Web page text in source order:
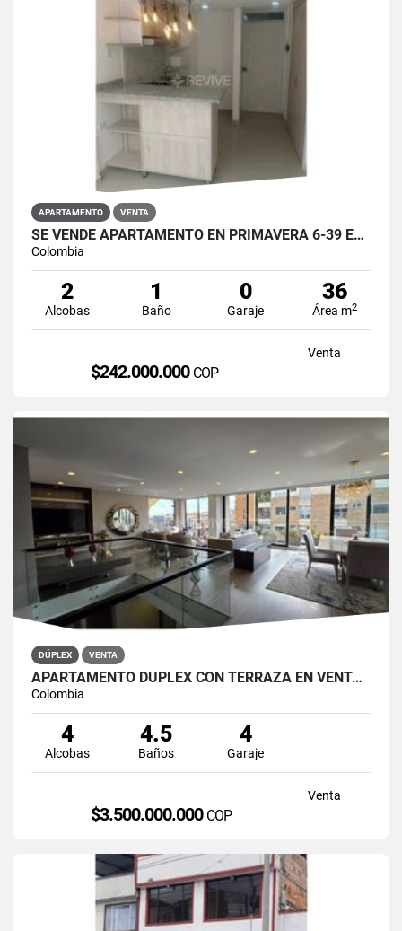
APARTAMENTO VENTA
SE VENDE APARTAMENTO EN PRIMAVERA 6-39 ET 2 PUENTE ARANDA
Colombia
2
Alcobas
1
Baño
0
Garaje
36
Área m2
Venta
$242.000.000 COP
DÚPLEX VENTA
APARTAMENTO DÚPLEX CON TERRAZA EN VENTA BELLA SUIZA USAQUÉN BOGOTÁ
Colombia
4
Alcobas
4.5
Baños
4
Garaje
Venta
$3.500.000.000 COP